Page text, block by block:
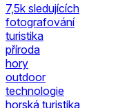
7,5k sledujících
fotografování
turistika
příroda
hory
outdoor
technologie
horská turistika